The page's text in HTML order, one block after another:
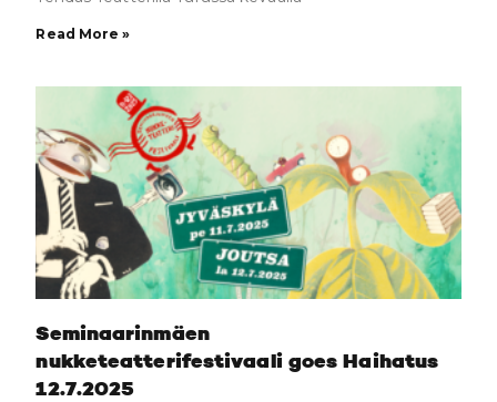
Read More »
Seminaarinmäen
nukketeatterifestivaali goes Haihatus
12.7.2025